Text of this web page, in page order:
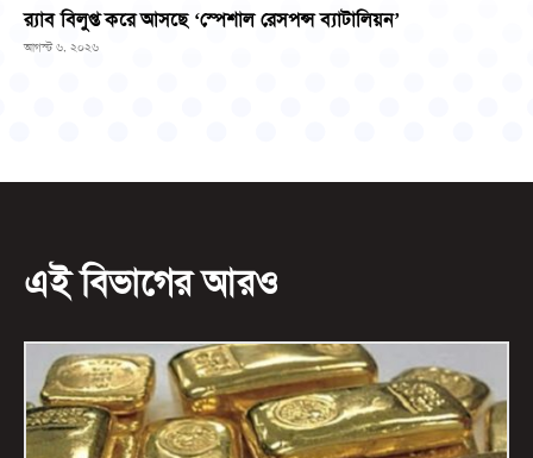
র‌্যাব বিলুপ্ত করে আসছে ‘স্পেশাল রেসপন্স ব্যাটালিয়ন’
আগস্ট ৬, ২০২৬
এই বিভাগের আরও